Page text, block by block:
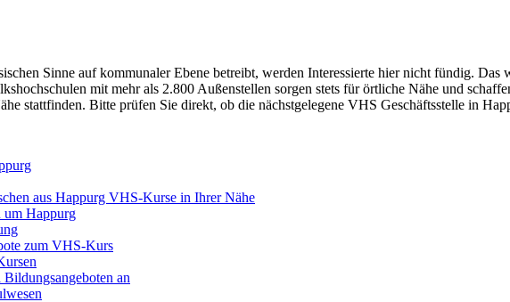
Sinne auf kommunaler Ebene betreibt, werden Interessierte hier nicht fündig. Das
mit mehr als 2.800 Außenstellen sorgen stets für örtliche Nähe und
stattfinden. Bitte prüfen Sie direkt, ob die nächstgelegene VHS Geschäftsstelle in
aus Happurg VHS-Kurse in Ihrer Nähe
um Happurg
zum VHS-Kurs
an